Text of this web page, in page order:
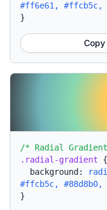
#ff6e61, #ffcb5c,
}
Copy
/* Radial
.radial-gradient {
background:
#ffcb5c, #88d8b0,
}